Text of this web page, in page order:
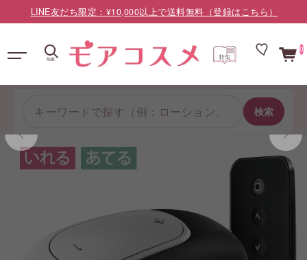
0
検索
LINE友だち限定：¥10,000以上で送料無料（登録はこちら）